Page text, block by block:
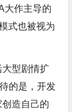
大作主导的
式也被视为
型剧情扩
的是，开发
造自己的